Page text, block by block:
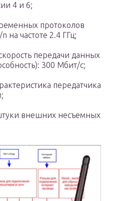
4 и 6;
протоколов
на частоте 2.4 ГГц;
передачи данных
300 Мбит/с;
передатчика
внешних несъемных